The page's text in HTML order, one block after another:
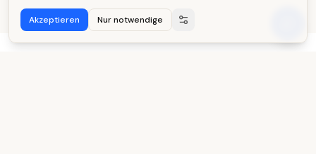
Akzeptieren Nur notwendige